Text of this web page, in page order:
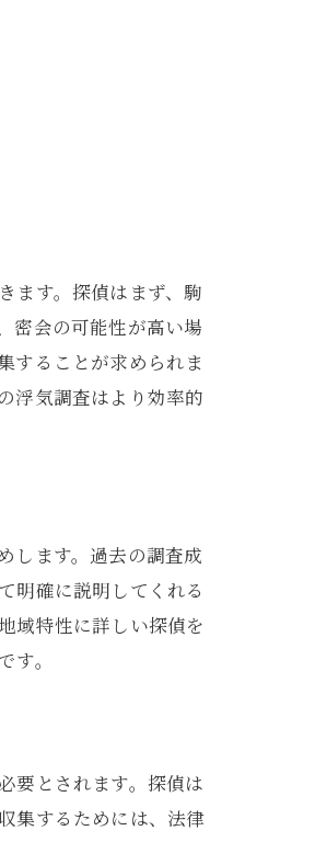
ます。探偵はまず、駒
密会の可能性が高い場
することが求められま
浮気調査はより効率的
します。過去の調査成
明確に説明してくれる
域特性に詳しい探偵を
。
要とされます。探偵は
集するためには、法律